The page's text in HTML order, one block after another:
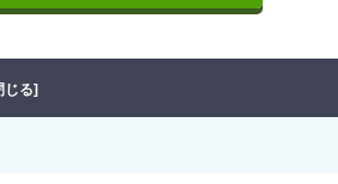
じる]